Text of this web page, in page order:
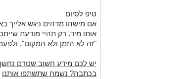
טיפ לסיום
אם מישהו מדהים ניגש אלייך
אותו מיד. רק תהיי מודעת
"זה לא הזמן ולא המקום".
יש לכם מידע חשוב שטרם
בכתבה? נשמח שתשתפו אותנו